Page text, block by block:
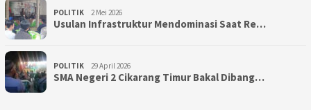
POLITIK 2 Mei 2026
Usulan Infrastruktur Mendominasi Saat Re…
POLITIK 29 April 2026
SMA Negeri 2 Cikarang Timur Bakal Dibang…